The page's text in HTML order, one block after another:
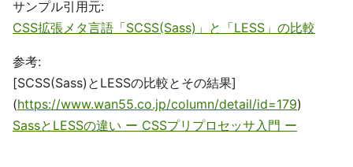
サンプル引用元:
CSS拡張メタ言語「SCSS(Sass)」と「LESS」の比較
参考:
[SCSS(Sass)とLESSの比較とその結果]
(https://www.wan55.co.jp/column/detail/id=179)
SassとLESSの違い ー CSSプリプロセッサ入門 ー